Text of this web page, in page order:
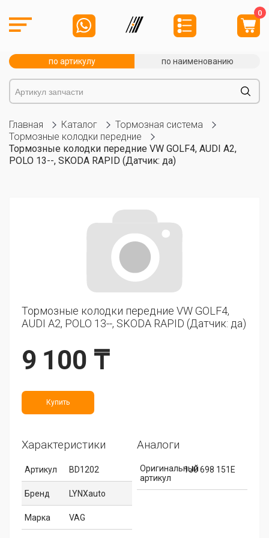
0
по артикулу по наименованию
Главная Каталог
Тормозная система
Тормозные колодки передние
Тормозные колодки передние VW GOLF4, AUDI A2,
POLO 13--, SKODA RAPID (Датчик: да)
Тормозные колодки передние VW GOLF4,
AUDI A2, POLO 13--, SKODA RAPID (Датчик: да)
9 100 ₸
Купить
Характеристики
Артикул BD1202
Бренд LYNXauto
Марка VAG
Аналоги
Оригинальный
артикул
1J0 698 151E